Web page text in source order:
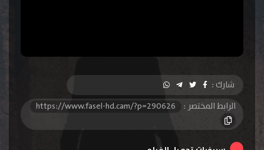
شارك :
الرابط المختصر :
https://www.fasel-hd.cam/?p=290626